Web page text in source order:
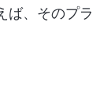
ば、そのプラ